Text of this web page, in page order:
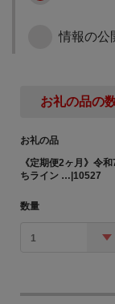
情報の公
お礼の品の
お礼の品
《定期便2ヶ月》令
ちライン …|10527
数量
1